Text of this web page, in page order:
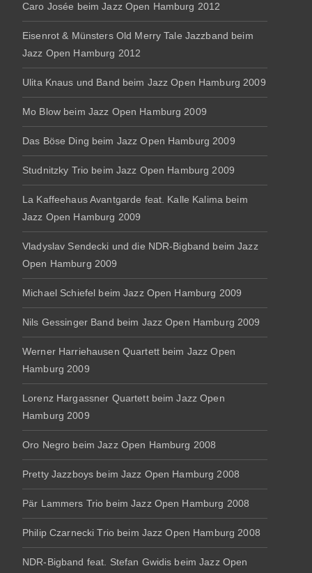
Caro Josée beim Jazz Open Hamburg 2012
Eisenrot & Münsters Old Merry Tale Jazzband beim
Jazz Open Hamburg 2012
Ulita Knaus und Band beim Jazz Open Hamburg 2009
Mo Blow beim Jazz Open Hamburg 2009
Das Böse Ding beim Jazz Open Hamburg 2009
Studnitzky Trio beim Jazz Open Hamburg 2009
La Kaffeehaus Avantgarde feat. Kalle Kalima beim
Jazz Open Hamburg 2009
Vladyslav Sendecki und die NDR-Bigband beim Jazz
Open Hamburg 2009
Michael Schiefel beim Jazz Open Hamburg 2009
Nils Gessinger Band beim Jazz Open Hamburg 2009
Werner Harriehausen Quartett beim Jazz Open
Hamburg 2009
Lorenz Hargassner Quartett beim Jazz Open
Hamburg 2009
Oro Negro beim Jazz Open Hamburg 2008
Pretty Jazzboys beim Jazz Open Hamburg 2008
Pär Lammers Trio beim Jazz Open Hamburg 2008
Philip Czarnecki Trio beim Jazz Open Hamburg 2008
NDR-Bigband feat. Stefan Gwidis beim Jazz Open